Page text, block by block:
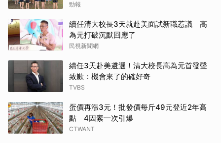
勁報
續任清大校長3天就赴美面試新職惹議 高
為元打破沉默回應了
民視新聞網
續任3天赴美遴選！清大校長高為元首發聲
致歉：機會來了的確好奇
TVBS
蛋價再漲3元！批發價每斤49元登近2年高
點 4因素一次引爆
CTWANT